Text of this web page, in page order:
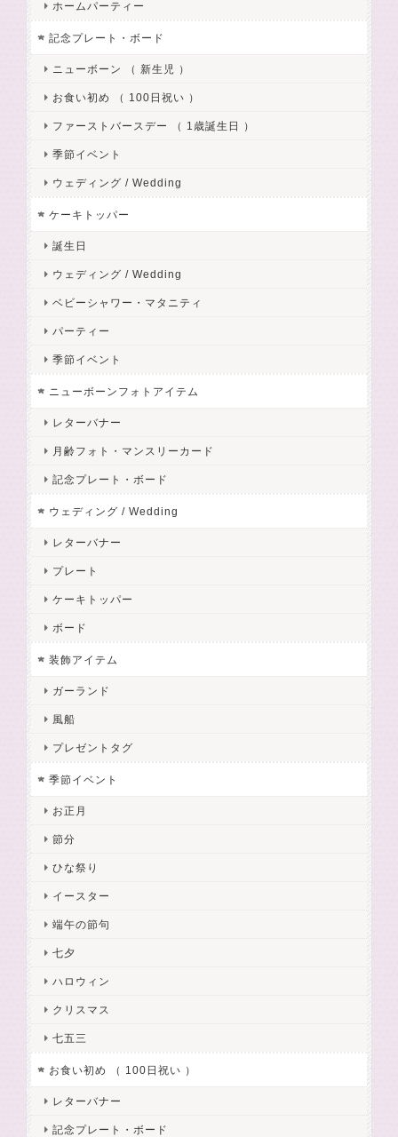
ホームパーティー
記念プレート・ボード
ニューボーン （ 新生児 ）
お食い初め （ 100日祝い ）
ファーストバースデー （ 1歳誕生日 ）
季節イベント
ウェディング / Wedding
ケーキトッパー
誕生日
ウェディング / Wedding
ベビーシャワー・マタニティ
パーティー
季節イベント
ニューボーンフォトアイテム
レターバナー
月齢フォト・マンスリーカード
記念プレート・ボード
ウェディング / Wedding
レターバナー
プレート
ケーキトッパー
ボード
装飾アイテム
ガーランド
風船
プレゼントタグ
季節イベント
お正月
節分
ひな祭り
イースター
端午の節句
七夕
ハロウィン
クリスマス
七五三
お食い初め （ 100日祝い ）
レターバナー
記念プレート・ボード